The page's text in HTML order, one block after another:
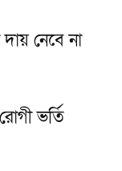
নেবে না
ভর্তি